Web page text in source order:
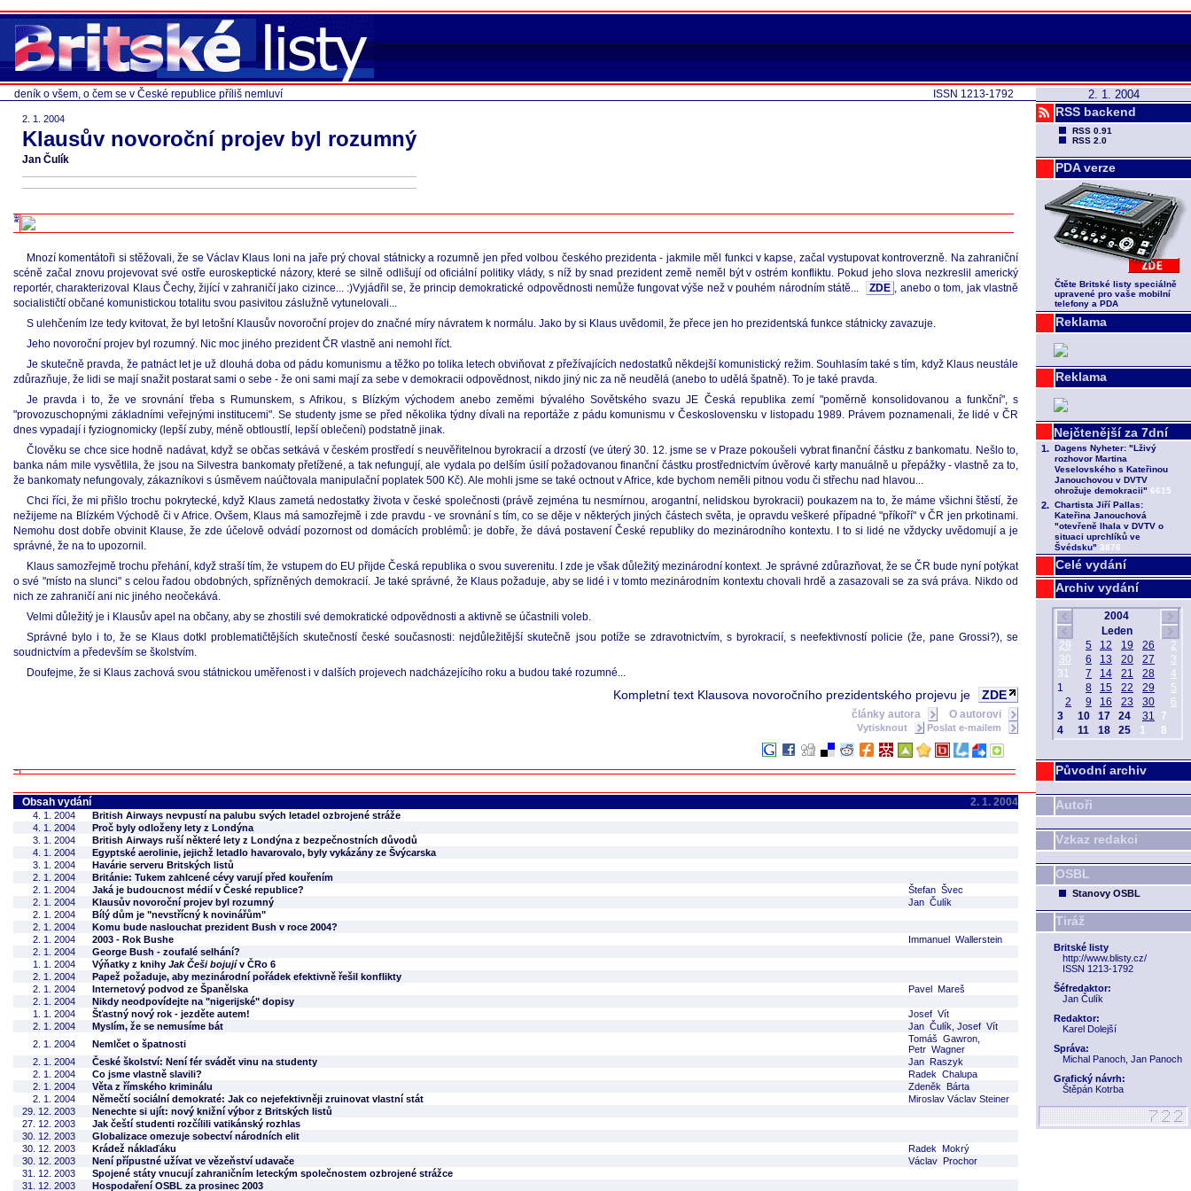
2. 1. 2004
RSS backend
RSS 0.91
RSS 2.0
PDA verze
Čtěte Britské listy speciálně
upravené pro vaše mobilní
telefony a PDA
Reklama
Reklama
Celé vydání
Archiv vydání
Původní archiv
Autoři
Vzkaz redakci
OSBL
Stanovy OSBL
Tiráž
Britské listy
http://www.blisty.cz/
ISSN 1213-1792
Šéfredaktor:
Jan Čulík
Redaktor:
Karel Dolejší
Správa:
Michal Panoch, Jan Panoch
Grafický návrh:
Štěpán Kotrba
ISSN 1213-1792
deník o všem, o čem se v České republice příliš nemluví
2. 1. 2004
Klausův novoroční projev byl rozumný
Jan Čulík
Mnozí komentátoři si stěžovali, že se Václav Klaus loni na jaře prý choval státnicky a rozumně jen před volbou českého prezidenta - jakmile měl funkci v kapse, začal vystupovat kontroverzně. Na zahraniční
scéně začal znovu projevovat své ostře euroskeptické názory, které se silně odlišují od oficiální politiky vlády, s níž by snad prezident země neměl být v ostrém konfliktu. Pokud jeho slova nezkreslil americký
reportér, charakterizoval Klaus Čechy, žijící v zahraničí jako cizince... :)Vyjádřil se, že princip demokratické odpovědnosti nemůže fungovat výše než v pouhém národním státě...
ZDE , anebo o tom, jak vlastně
socialističtí občané komunistickou totalitu svou pasivitou záslužně vytunelovali...
S ulehčením lze tedy kvitovat, že byl letošní Klausův novoroční projev do značné míry návratem k normálu. Jako by si Klaus uvědomil, že přece jen ho prezidentská funkce státnicky zavazuje.
Jeho novoroční projev byl rozumný. Nic moc jiného prezident ČR vlastně ani nemohl říct.
Je skutečně pravda, že patnáct let je už dlouhá doba od pádu komunismu a těžko po tolika letech obviňovat z přežívajících nedostatků někdejší komunistický režim. Souhlasím také s tím, když Klaus neustále
zdůrazňuje, že lidi se mají snažit postarat sami o sebe - že oni sami mají za sebe v demokracii odpovědnost, nikdo jiný nic za ně neudělá (anebo to udělá špatně). To je také pravda.
Je pravda i to, že ve srovnání třeba s Rumunskem, s Afrikou, s Blízkým východem anebo zeměmi bývalého Sovětského svazu JE Česká republika zemí "poměrně konsolidovanou a funkční", s
"provozuschopnými základními veřejnými institucemi". Se studenty jsme se před několika týdny dívali na reportáže z pádu komunismu v Československu v listopadu 1989. Právem poznamenali, že lidé v ČR
dnes vypadají i fyziognomicky (lepší zuby, méně obtloustlí, lepší oblečení) podstatně jinak.
Člověku se chce sice hodně nadávat, když se občas setkává v českém prostředí s neuvěřitelnou byrokracií a drzostí (ve úterý 30. 12. jsme se v Praze pokoušeli vybrat finanční částku z bankomatu. Nešlo to,
banka nám mile vysvětlila, že jsou na Silvestra bankomaty přetížené, a tak nefungují, ale vydala po delším úsilí požadovanou finanční částku prostřednictvím úvěrové karty manuálně u přepážky - vlastně za to,
že bankomaty nefungovaly, zákazníkovi s úsměvem naúčtovala manipulační poplatek 500 Kč). Ale mohli jsme se také octnout v Africe, kde bychom neměli pitnou vodu či střechu nad hlavou...
Chci říci, že mi přišlo trochu pokrytecké, když Klaus zametá nedostatky života v české společnosti (právě zejména tu nesmírnou, arogantní, nelidskou byrokracii) poukazem na to, že máme všichni štěstí, že
nežijeme na Blízkém Východě či v Africe. Ovšem, Klaus má samozřejmě i zde pravdu - ve srovnání s tím, co se děje v některých jiných částech světa, je opravdu veškeré případné "příkoří" v ČR jen prkotinami.
Nemohu dost dobře obvinit Klause, že zde účelově odvádí pozornost od domácích problémů: je dobře, že dává postavení České republiky do mezinárodního kontextu. I to si lidé ne vždycky uvědomují a je
správné, že na to upozornil.
Klaus samozřejmě trochu přehání, když straší tím, že vstupem do EU přijde Česká republika o svou suverenitu. I zde je však důležitý mezinárodní kontext. Je správné zdůrazňovat, že se ČR bude nyní potýkat
o své "místo na slunci" s celou řadou obdobných, spřízněných demokracií. Je také správné, že Klaus požaduje, aby se lidé i v tomto mezinárodním kontextu chovali hrdě a zasazovali se za svá práva. Nikdo od
nich ze zahraničí ani nic jiného neočekává.
Velmi důležitý je i Klausův apel na občany, aby se zhostili své demokratické odpovědnosti a aktivně se účastnili voleb.
Správné bylo i to, že se Klaus dotkl problematičtějších skutečností české současnosti: nejdůležitější skutečně jsou potíže se zdravotnictvím, s byrokracií, s neefektivností policie (že, pane Grossi?), se
soudnictvím a především se školstvím.
Doufejme, že si Klaus zachová svou státnickou uměřenost i v dalších projevech nadcházejícího roku a budou také rozumné...
Kompletní text Klausova novoročního prezidentského projevu je ZDE
články autora O autorovi
Vytisknout Poslat e-mailem
Obsah vydání 2. 1. 2004
4. 1. 2004
British Airways nevpustí na palubu svých letadel ozbrojené stráže
4. 1. 2004
Proč byly odloženy lety z Londýna
3. 1. 2004
British Airways ruší některé lety z Londýna z bezpečnostních důvodů
4. 1. 2004
Egyptské aerolinie, jejichž letadlo havarovalo, byly vykázány ze Švýcarska
3. 1. 2004
Havárie serveru Britských listů
2. 1. 2004
Británie: Tukem zahlcené cévy varují před kouřením
2. 1. 2004
Jaká je budoucnost médií v České republice?
Štefan Švec
2. 1. 2004
Klausův novoroční projev byl rozumný
Jan Čulík
2. 1. 2004
Bílý dům je "nevstřícný k novinářům"
2. 1. 2004
Komu bude naslouchat prezident Bush v roce 2004?
2. 1. 2004
2003 - Rok Bushe
Immanuel Wallerstein
2. 1. 2004
George Bush - zoufalé selhání?
1. 1. 2004
Výňatky z knihy Jak Češi bojujív ČRo 6
2. 1. 2004
Papež požaduje, aby mezinárodní pořádek efektivně řešil konflikty
2. 1. 2004
Internetový podvod ze Španělska
Pavel Mareš
2. 1. 2004
Nikdy neodpovídejte na "nigerijské" dopisy
1. 1. 2004
Šťastný nový rok - jezděte autem!
Josef Vít
2. 1. 2004
Myslím, že se nemusíme bát
Jan Čulík, Josef Vít
2. 1. 2004
Nemlčet o špatnosti
Tomáš Gawron,
Petr Wagner
2. 1. 2004
České školství: Není fér svádět vinu na studenty
Jan Raszyk
2. 1. 2004
Co jsme vlastně slavili?
Radek Chalupa
2. 1. 2004
Věta z římského kriminálu
Zdeněk Bárta
2. 1. 2004
Němečtí sociální demokraté: Jak co nejefektivněji zruinovat vlastní stát
Miroslav Václav Steiner
29. 12. 2003
Nenechte si ujít: nový knižní výbor z Britských listů
27. 12. 2003
Jak čeští studenti rozčílili vatikánský rozhlas
30. 12. 2003
Globalizace omezuje sobectví národních elit
30. 12. 2003
Krádež náklaďáku
Radek Mokrý
30. 12. 2003
Není přípustné užívat ve vězeňství udavače
Václav Prochor
31. 12. 2003
Spojené státy vnucují zahraničním leteckým společnostem ozbrojené strážce
31. 12. 2003
Hospodaření OSBL za prosinec 2003